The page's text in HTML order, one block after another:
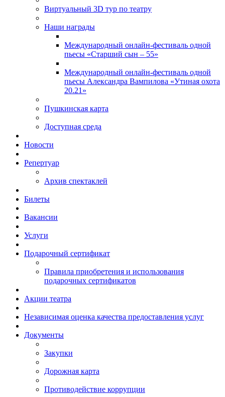
Виртуальный 3D тур по театру
Наши награды
Международный онлайн-фестиваль одной
пьесы «Старший сын – 55»
Международный онлайн-фестиваль одной
пьесы Александра Вампилова «Утиная охота
20.21»
Пушкинская карта
Доступная среда
Новости
Репертуар
Архив спектаклей
Билеты
Вакансии
Услуги
Подарочный сертификат
Правила приобретения и использования
подарочных сертификатов
Акции театра
Независимая оценка качества предоставления услуг
Документы
Закупки
Дорожная карта
Противодействие коррупции